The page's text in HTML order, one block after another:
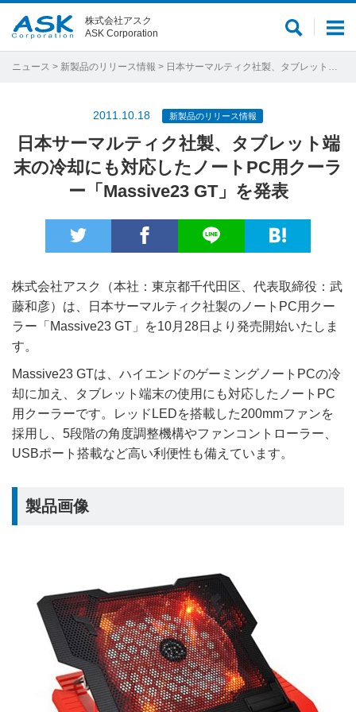
メ
ュ
サ
ト
株式会社アスク
ASK Corporation
ニュース > 新製品のリリース情報 > 日本サーマルティク社製、タブレット端末の冷却にも対応したノートPC用クーラー「Massive23 GT」を発表
2011.10.18 新製品のリリース情報
日本サーマルティク社製、タブレット端
末の冷却にも対応したノートPC用クーラ
ー「Massive23 GT」を発表
株式会社アスク（本社：東京都千代田区、代表取締役：武
藤和彦）は、日本サーマルティク社製のノートPC用クー
ラー「Massive23 GT」を10月28日より発売開始いたしま
す。
Massive23 GTは、ハイエンドのゲーミングノートPCの冷
却に加え、タブレット端末の使用にも対応したノートPC
用クーラーです。レッドLEDを搭載した200mmファンを
採用し、5段階の角度調整機構やファンコントローラー、
USBポート搭載など高い利便性も備えています。
製品画像